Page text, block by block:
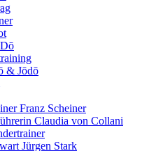
& Jōdō
Franz Scheiner
Claudia von Collani
Jürgen Stark